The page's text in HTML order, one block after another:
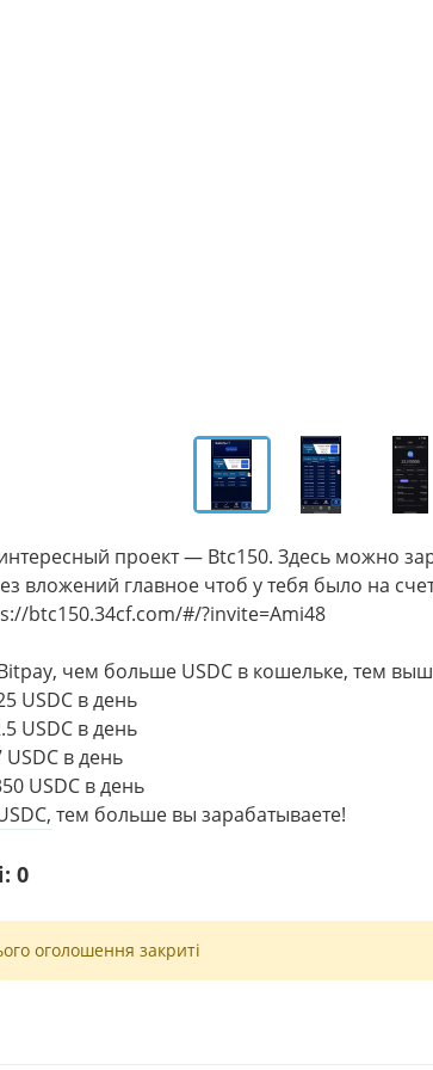
проект — Btc150. Здесь можно
вложений главное чтоб у тебя было на
btc150.34cf.com/#/?invite=Ami48
чем больше USDC в кошельке, тем
USDC в день
USDC в день
в день
USDC в день
тем больше вы зарабатываете!
0
оголошення закриті